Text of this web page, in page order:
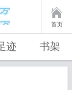
首页
迹 书架